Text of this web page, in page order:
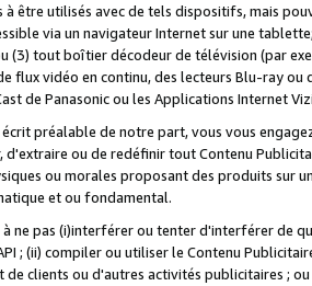
à être utilisés avec de tels dispositifs, mais
via un navigateur Internet sur une
(3) tout boîtier décodeur de télévision (par
flux vidéo en continu, des lecteurs Blu-ray
de Panasonic ou les Applications Internet
préalable de notre part, vous vous
d'extraire ou de redéfinir tout Contenu
ou morales proposant des produits sur
et ou fondamental.
ne pas (i)interférer ou tenter d'interférer de
; (ii) compiler ou utiliser le Contenu
de clients ou d'autres activités publicitaires ;